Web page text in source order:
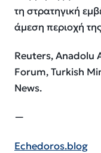
τη στρατηγική
άμεση περιοχή
Reuters, Anadolu
Forum, Turkish
News.
—
Echedoros.blog